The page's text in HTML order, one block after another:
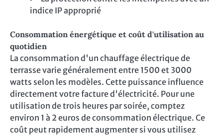
indice IP approprié
Consommation énergétique et coût d'utilisation au
quotidien
La consommation d'un chauffage électrique de
terrasse varie généralement entre 1500 et 3000
watts selon les modèles. Cette puissance influence
directement votre facture d'électricité. Pour une
utilisation de trois heures par soirée, comptez
environ 1 à 2 euros de consommation électrique. Ce
coût peut rapidement augmenter si vous utilisez